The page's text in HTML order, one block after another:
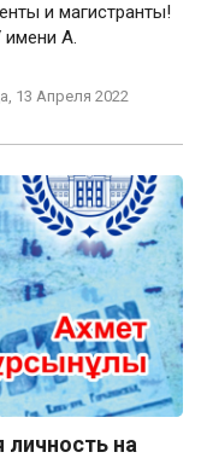
и магистранты!
имени А.
13 Апреля 2022
на